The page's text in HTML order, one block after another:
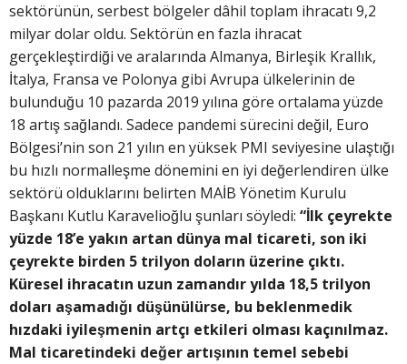
sektörünün, serbest bölgeler dâhil toplam ihracatı 9,2
milyar dolar oldu. Sektörün en fazla ihracat
gerçekleştirdiği ve aralarında Almanya, Birleşik Krallık,
İtalya, Fransa ve Polonya gibi Avrupa ülkelerinin de
bulunduğu 10 pazarda 2019 yılına göre ortalama yüzde
18 artış sağlandı. Sadece pandemi sürecini değil, Euro
Bölgesi’nin son 21 yılın en yüksek PMI seviyesine ulaştığı
bu hızlı normalleşme dönemini en iyi değerlendiren ülke
sektörü olduklarını belirten MAİB Yönetim Kurulu
Başkanı Kutlu Karavelioğlu şunları söyledi: “İlk çeyrekte
yüzde 18’e yakın artan dünya mal ticareti, son iki
çeyrekte birden 5 trilyon doların üzerine çıktı.
Küresel ihracatın uzun zamandır yılda 18,5 trilyon
doları aşamadığı düşünülürse, bu beklenmedik
hızdaki iyileşmenin artçı etkileri olması kaçınılmaz.
Mal ticaretindeki değer artışının temel sebebi